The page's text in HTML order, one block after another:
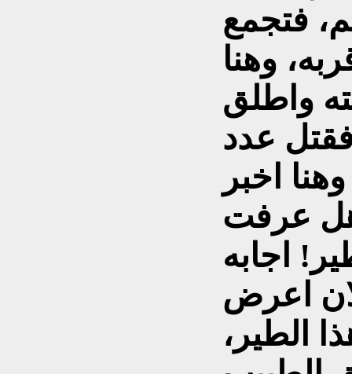
فتجمع
وهنا
واطلق
عدد
اخبر
هل عرفت
اجابه
اعرض
الطير،